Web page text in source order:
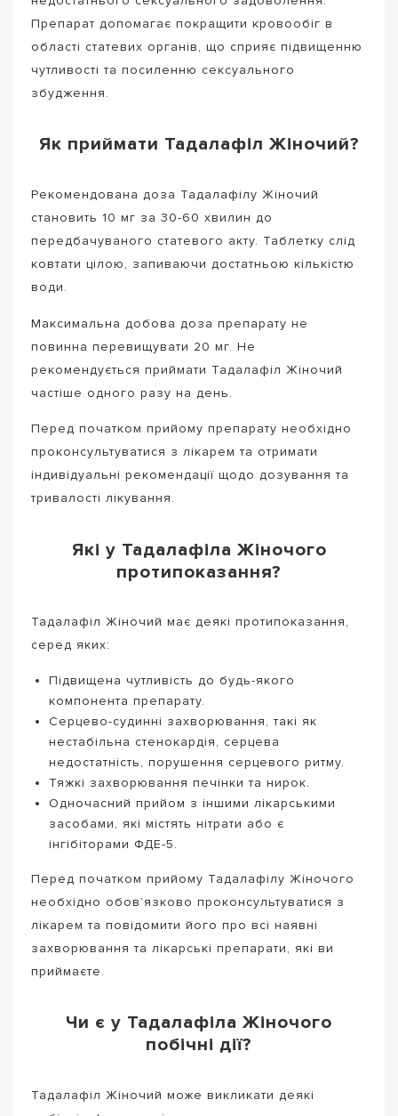
Препарат допомагає покращити кровообіг в
області статевих органів, що сприяє підвищенню
чутливості та посиленню сексуального
збудження.
Як приймати Тадалафіл Жіночий?
Рекомендована доза Тадалафілу Жіночий
становить 10 мг за 30-60 хвилин до
передбачуваного статевого акту. Таблетку слід
ковтати цілою, запиваючи достатньою кількістю
води.
Максимальна добова доза препарату не
повинна перевищувати 20 мг. Не
рекомендується приймати Тадалафіл Жіночий
частіше одного разу на день.
Перед початком прийому препарату необхідно
проконсультуватися з лікарем та отримати
індивідуальні рекомендації щодо дозування та
тривалості лікування.
Які у Тадалафіла Жіночого
протипоказання?
Тадалафіл Жіночий має деякі протипоказання,
серед яких:
Підвищена чутливість до будь-якого
компонента препарату.
Серцево-судинні захворювання, такі як
нестабільна стенокардія, серцева
недостатність, порушення серцевого ритму.
Тяжкі захворювання печінки та нирок.
Одночасний прийом з іншими лікарськими
засобами, які містять нітрати або є
інгібіторами ФДЕ-5.
Перед початком прийому Тадалафілу Жіночого
необхідно обов’язково проконсультуватися з
лікарем та повідомити його про всі наявні
захворювання та лікарські препарати, які ви
приймаєте.
Чи є у Тадалафіла Жіночого
побічні дії?
Тадалафіл Жіночий може викликати деякі